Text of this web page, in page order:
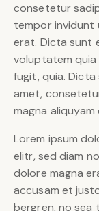
consetetur
tempor invidunt
erat. Dicta sunt
voluptatem
fugit, quia.
amet,
magna aliquyam
Lorem ipsum
elitr, sed diam
dolore magna
accusam et
bergren, no sea